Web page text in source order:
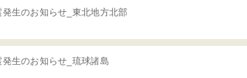
発生のお知らせ_東北地方北部
発生のお知らせ_琉球諸島